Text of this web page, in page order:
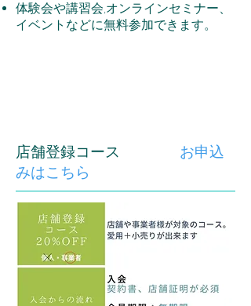
体験会や講習会,オンラインセミナー、
イベントなどに無料参加できます。
​店舗登録コース お申込
みはこちら